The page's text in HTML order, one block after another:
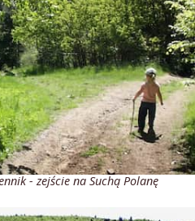
- zejście na Suchą Polanę